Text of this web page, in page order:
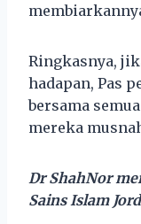
Ringkasnya,
hadapan, Pas
bersama
mereka
Dr ShahNor
Sains Islam